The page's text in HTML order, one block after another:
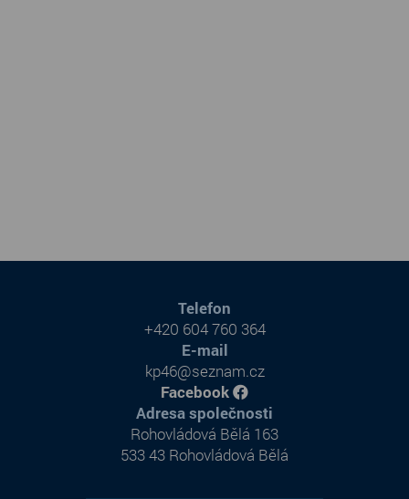
Adresa společnosti
Rohovládová Bělá 163
533 43 Rohovládová Bělá
Telefon
+420 604 760 364
E-mail
kp46@seznam.cz
Facebook